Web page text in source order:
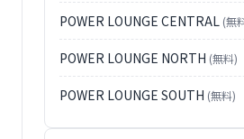
POWER LOUNGE CENTRAL (無
POWER LOUNGE NORTH (無料)
POWER LOUNGE SOUTH (無料)